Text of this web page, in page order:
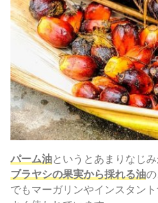
パーム油というとあまりなじ
ブラヤシの果実から採れる油
でもマーガリンやインスタン